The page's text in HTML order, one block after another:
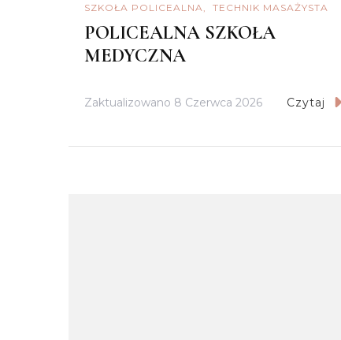
SZKOŁA POLICEALNA TECHNIK MASAŻYSTA
POLICEALNA SZKOŁA
MEDYCZNA
Zaktualizowano 8 Czerwca 2026 Czytaj